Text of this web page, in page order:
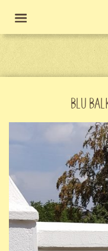
BLU